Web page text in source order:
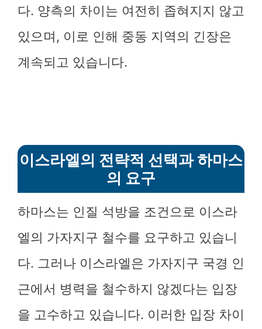
다. 양측의 차이는 여전히 좁혀지지 않고
있으며, 이로 인해 중동 지역의 긴장은
계속되고 있습니다.
이스라엘의 전략적 선택과 하마스
의 요구
하마스는 인질 석방을 조건으로 이스라
엘의 가자지구 철수를 요구하고 있습니
다. 그러나 이스라엘은 가자지구 국경 인
근에서 병력을 철수하지 않겠다는 입장
을 고수하고 있습니다. 이러한 입장 차이